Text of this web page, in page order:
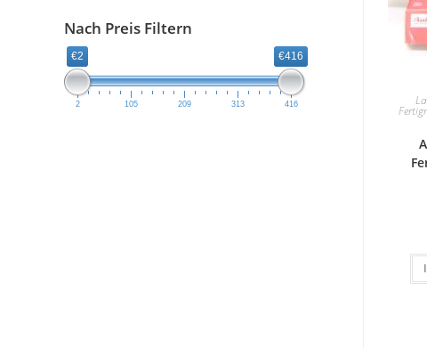
ESPEWE, Plasticart, Berlinplast, HERR, OWO
exact-train
Nach Preis Filtern
€2 €416
2 105 209 313 416